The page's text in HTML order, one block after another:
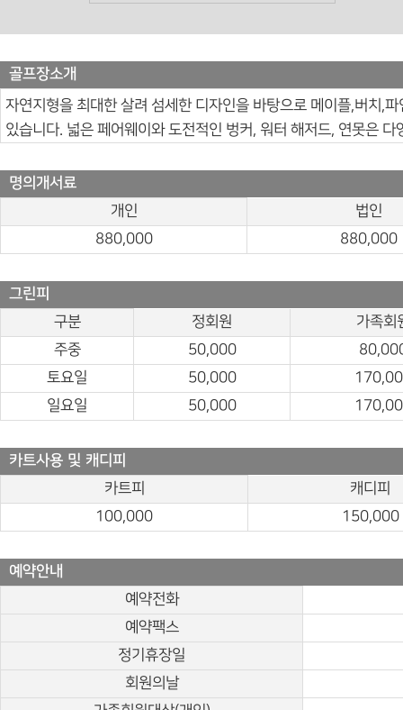
골프장소개
자연지형을 최대한 살려 섬세한 디자인을 바탕으로 메이플,버치,
있습니다. 넓은 페어웨이와 도전적인 벙커, 워터 해저드, 연못은
명의개서료
개인
법인
880,000
880,000
그린피
구분
정회원
가족회
주중
50,000
토요일
50,000
일요일
50,000
카트사용 및 캐디피
카트피
캐디피
100,000
150,000
예약안내
예약전화
예약팩스
정기휴장일
회원의날